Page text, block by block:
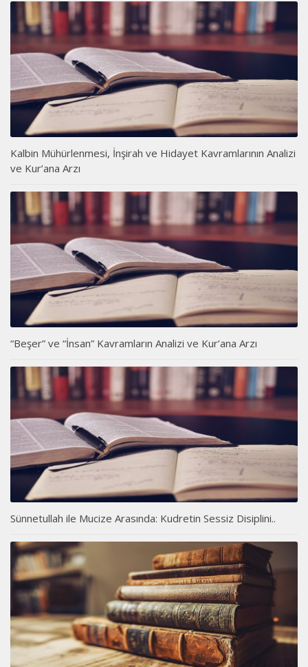
Kalbin Mühürlenmesi, İnşirah ve Hidayet Kavramlarının Analizi
ve Kur’ana Arzı
“Beşer” ve “İnsan” Kavramların Analizi ve Kur’ana Arzı
Sünnetullah ile Mucize Arasında: Kudretin Sessiz Disiplini..